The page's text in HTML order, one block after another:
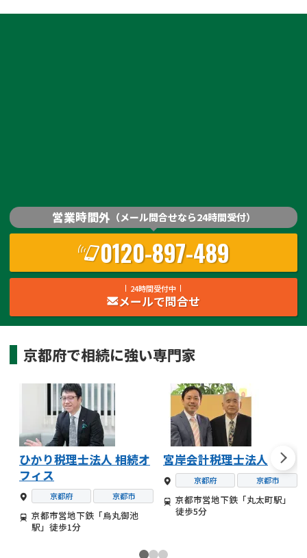
営業時間外 （メール問合せなら24時間受付）
0120-897-489
24時間受付中
メールで問合せ
京都府で相続に強い専門家
ひかり税理士法人 相続オ
フィス
京都府 京都市
京都市営地下鉄「烏丸御池
駅」徒歩1分
宮岸会計税理士法人
京都府 京都市
京都市営地下鉄「丸太町駅」
徒歩5分